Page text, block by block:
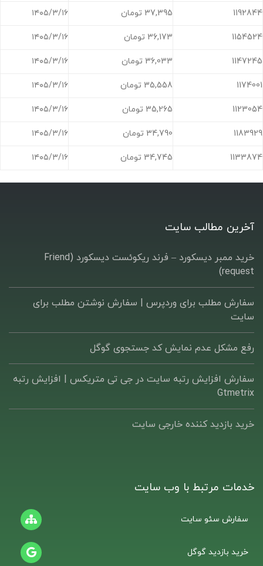
1192844 37,395 تومان ۱۴۰۵/۳/۱۶
1154524 36,173 تومان ۱۴۰۵/۳/۱۶
1147245 36,033 تومان ۱۴۰۵/۳/۱۶
1174001 35,558 تومان ۱۴۰۵/۳/۱۶
1123054 35,265 تومان ۱۴۰۵/۳/۱۶
1183929 34,790 تومان ۱۴۰۵/۳/۱۶
1133874 34,745 تومان ۱۴۰۵/۳/۱۶
آخرین مطالب سایت
خرید ممبر دیسکورد – فرند ریکوئست دیسکورد (Friend
request)
سفارش مطلب برای وردپرس |‌ سفارش نوشتن مطلب برای
سایت
رفع مشکل عدم نمایش کد جستجوی گوگل
سفارش افزایش رتبه سایت در جی تی متریکس | افزایش رتبه
Gtmetrix
خرید بازدید کننده خارجی سایت
خدمات مرتبط با وب سایت
سفارش سئو سایت
خرید بازدید گوگل